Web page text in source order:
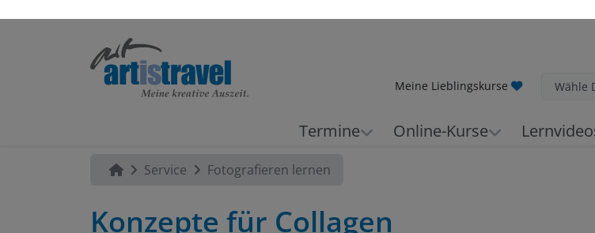
Service Fotografieren lernen
Konzepte für Collagen